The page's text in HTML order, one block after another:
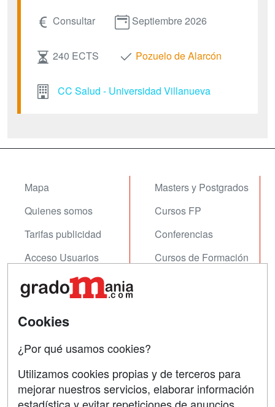
Consultar Septiembre 2026
240 ECTS Pozuelo de Alarcón
CC Salud - Universidad Villanueva
Mapa
Quienes somos
Tarifas publicidad
Acceso Usuarios
Acceso Centros
Masters y Postgrados
Cursos FP
Conferencias
Cursos de Formación
Contactar
Copyleft
Cookies
¿Por qué usamos cookies?
Utilizamos cookies propias y de terceros para
mejorar nuestros servicios, elaborar información